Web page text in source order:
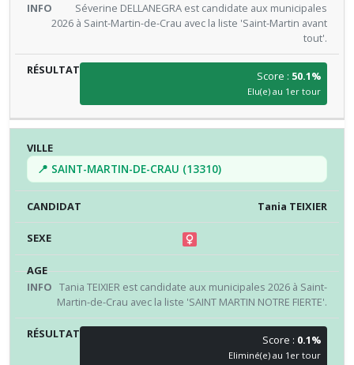
Séverine DELLANEGRA est candidate aux municipales
2026 à Saint-Martin-de-Crau avec la liste 'Saint-Martin avant
tout'.
Score : 50.1%
Elu(e) au 1er tour
📍 SAINT-MARTIN-DE-CRAU (13310)
Tania TEIXIER
Tania TEIXIER est candidate aux municipales 2026 à Saint-
Martin-de-Crau avec la liste 'SAINT MARTIN NOTRE FIERTE'.
Score : 0.1%
Eliminé(e) au 1er tour